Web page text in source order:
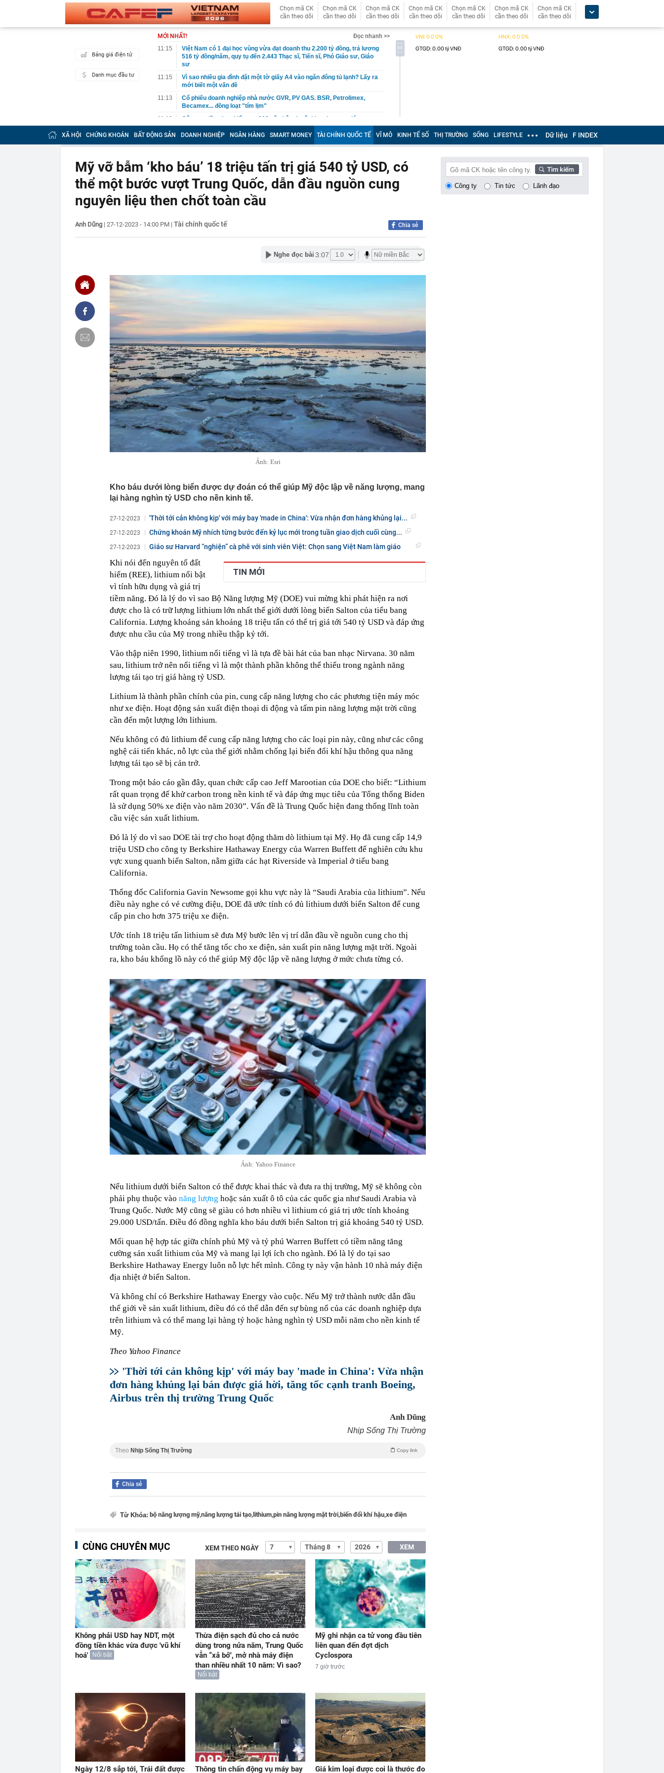
Chọn mã CK
cần theo dõi
Chọn mã CK
cần theo dõi
Chọn mã CK
cần theo dõi
Chọn mã CK
cần theo dõi
Chọn mã CK
cần theo dõi
Chọn mã CK
cần theo dõi
Chọn mã CK
cần theo dõi
Bảng giá điện tử
Danh mục đầu tư
MỚI NHẤT!
Đọc nhanh >>
11:15
Việt Nam có 1 đại học vùng vừa đạt doanh thu 2.200 tỷ đồng, trả lương
516 tỷ đồng/năm, quy tụ đến 2.443 Thạc sĩ, Tiến sĩ, Phó Giáo sư, Giáo
sư
11:15
Vì sao nhiều gia đình đặt một tờ giấy A4 vào ngăn đông tủ lạnh? Lấy ra
mới biết một vấn đề
11:13
Cổ phiếu doanh nghiệp nhà nước GVR, PV GAS. BSR, Petrolimex,
Becamex... đồng loạt "tím lịm"
11:10
Công an đồng loạt kiểm tra 293 căn hộ tại một khu chung cư lúc rạng
sáng
Cổ phiếu Vinamilk có 'biến'
định ra sao?
11:02
Hạ tầng AI nội địa và bài toán chủ quyền dữ liệu của doanh nghiệp Việt
11:00
Mỹ ghi nhận ca tử vong đầu tiên liên quan đến đợt dịch Cyclospora
10:59
BIDV có thông báo quan trọng đến toàn bộ khách hàng
10:58
Xe Toyota bền đến đâu: Chiếc Land Cruiser này vừa cán mốc 99 vạn
Giá bạc leo lên cao nhất 2 tháng, hơn 40 tấn “về kho” một gã khổng lồ
online cho con, nữ sinh nhận kết quả trượt sau 1 năm ôn thi
10:41
Kỷ lục Guinness: Mẫu xe Nhật đi được 2.000 km không cần tiếp nhiên
liệu
10:41
Samsung, Apple, Microsoft đều đặt cược vào AI, nhưng một nghịch lý
đang xuất hiện: Người mua không phải lúc nào cũng dùng
10:40
[CLIP]: Toàn cảnh vụ khám xét nhà Huấn Hoa Hồng
10:36
Thông tin chấn động vụ máy bay không người lái bí ẩn xuất hiện tại sân
bay Đức
XÃ HỘI CHỨNG KHOÁN BẤT ĐỘNG SẢN DOANH NGHIỆP NGÂN HÀNG SMART MONEY TÀI CHÍNH QUỐC TẾ VĨ MÔ KINH TẾ SỐ THỊ TRƯỜNG SỐNG LIFESTYLE Dữ liệu F INDEX
Mỹ vỡ bẫm ‘kho báu’ 18 triệu tấn trị giá 540 tỷ USD, có
thể một bước vượt Trung Quốc, dẫn đầu nguồn cung
nguyên liệu then chốt toàn cầu
Anh Dũng | 27-12-2023 - 14:00 PM | Tài chính quốc tế Chia sẻ
Nghe đọc bài 3:07
Ảnh: Esri
Kho báu dưới lòng biển được dự đoán có thể giúp Mỹ độc lập về năng lượng, mang
lại hàng nghìn tỷ USD cho nền kinh tế.
27-12-2023 'Thời tới cản không kịp' với máy bay 'made in China': Vừa nhận đơn hàng khủng lại...
27-12-2023 Chứng khoán Mỹ nhích từng bước đến kỷ lục mới trong tuần giao dịch cuối cùng...
27-12-2023
Giáo sư Harvard “nghiện” cà phê với sinh viên Việt: Chọn sang Việt Nam làm giáo
TIN MỚI
Khi nói đến nguyên tố đất
hiếm (REE), lithium nổi bật
vì tính hữu dụng và giá trị
tiềm năng. Đó là lý do vì sao Bộ Năng lượng Mỹ (DOE) vui mừng khi phát hiện ra nơi
được cho là có trữ lượng lithium lớn nhất thế giới dưới lòng biển Salton của tiểu bang
California. Lượng khoáng sản khoảng 18 triệu tấn có thể trị giá tới 540 tỷ USD và đáp ứng
được nhu cầu của Mỹ trong nhiều thập kỷ tới.
Vào thập niên 1990, lithium nổi tiếng vì là tựa đề bài hát của ban nhạc Nirvana. 30 năm
sau, lithium trở nên nổi tiếng vì là một thành phần không thể thiếu trong ngành năng
lượng tái tạo trị giá hàng tỷ USD.
Lithium là thành phần chính của pin, cung cấp năng lượng cho các phương tiện máy móc
như xe điện. Hoạt động sản xuất điện thoại di động và tấm pin năng lượng mặt trời cũng
cần đến một lượng lớn lithium.
Nếu không có đủ lithium để cung cấp năng lượng cho các loại pin này, cũng như các công
nghệ cải tiến khác, nỗ lực của thế giới nhằm chống lại biến đổi khí hậu thông qua năng
lượng tái tạo sẽ bị cản trở.
Trong một báo cáo gần đây, quan chức cấp cao Jeff Marootian của DOE cho biết: “Lithium
rất quan trọng để khử carbon trong nền kinh tế và đáp ứng mục tiêu của Tổng thống Biden
là sử dụng 50% xe điện vào năm 2030”. Vấn đề là Trung Quốc hiện đang thống lĩnh toàn
cầu việc sản xuất lithium.
Đó là lý do vì sao DOE tài trợ cho hoạt động thăm dò lithium tại Mỹ. Họ đã cung cấp 14,9
triệu USD cho công ty Berkshire Hathaway Energy của Warren Buffett để nghiên cứu khu
vực xung quanh biển Salton, nằm giữa các hạt Riverside và Imperial ở tiểu bang
California.
Thống đốc California Gavin Newsome gọi khu vực này là “Saudi Arabia của lithium”. Nếu
điều này nghe có vẻ cường điệu, DOE đã ước tính có đủ lithium dưới biển Salton để cung
cấp pin cho hơn 375 triệu xe điện.
Ước tính 18 triệu tấn lithium sẽ đưa Mỹ bước lên vị trí dẫn đầu về nguồn cung cho thị
trường toàn cầu. Họ có thể tăng tốc cho xe điện, sản xuất pin năng lượng mặt trời. Ngoài
ra, kho báu khổng lồ này có thể giúp Mỹ độc lập về năng lượng ở mức chưa từng có.
Ảnh: Yahoo Finance
Nếu lithium dưới biển Salton có thể được khai thác và đưa ra thị trường, Mỹ sẽ không còn
phải phụ thuộc vào năng lượng hoặc sản xuất ô tô của các quốc gia như Saudi Arabia và
Trung Quốc. Nước Mỹ cũng sẽ giàu có hơn nhiều vì lithium có giá trị ước tính khoảng
29.000 USD/tấn. Điều đó đồng nghĩa kho báu dưới biển Salton trị giá khoảng 540 tỷ USD.
Mối quan hệ hợp tác giữa chính phủ Mỹ và tỷ phú Warren Buffett có tiềm năng tăng
cường sản xuất lithium của Mỹ và mang lại lợi ích cho ngành. Đó là lý do tại sao
Berkshire Hathaway Energy luôn nỗ lực hết mình. Công ty này vận hành 10 nhà máy điện
địa nhiệt ở biển Salton.
Và không chỉ có Berkshire Hathaway Energy vào cuộc. Nếu Mỹ trở thành nước dẫn đầu
thế giới về sản xuất lithium, điều đó có thể dẫn đến sự bùng nổ của các doanh nghiệp dựa
trên lithium và có thể mang lại hàng tỷ hoặc hàng nghìn tỷ USD mỗi năm cho nền kinh tế
Mỹ.
Theo Yahoo Finance
'Thời tới cản không kịp' với máy bay 'made in China': Vừa nhận
đơn hàng khủng lại bán được giá hời, tăng tốc cạnh tranh Boeing,
Airbus trên thị trường Trung Quốc
Anh Dũng
Nhịp Sống Thị Trường
Theo Nhịp Sống Thị Trường Copy link
Chia sẻ
Từ Khóa: bộ năng lượng mỹ,năng lượng tái tạo,lithium,pin năng lượng mặt trời,biến đổi khí hậu,xe điện
CÙNG CHUYÊN MỤC XEM THEO NGÀY XEM
Không phải USD hay NDT, một
đồng tiền khác vừa được 'vũ khí
hoá'
Nổi bật
Thừa điện sạch đủ cho cả nước
dùng trong nửa năm, Trung Quốc
vẫn “xả bỏ", mở nhà máy điện
than nhiều nhất 10 năm: Vì sao?
Nổi bật
Mỹ ghi nhận ca tử vong đầu tiên
liên quan đến đợt dịch
Cyclospora
7 giờ trước
Ngày 12/8 sắp tới, Trái đất được Thông tin chấn động vụ máy bay Giá kim loại được coi là thước đo
Công ty Tin tức Lãnh đạo